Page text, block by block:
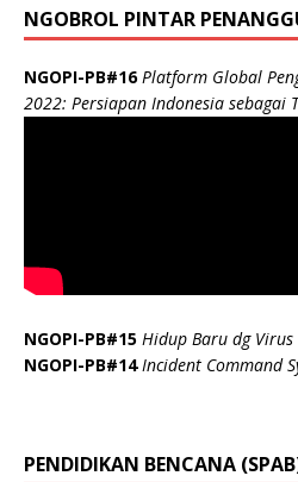
NGOBROL PINTAR
NGOPI-PB#16 Platform Global
2022: Persiapan Indonesia sebagai
NGOPI-PB#15 Hidup Baru dg Virus
NGOPI-PB#14 Incident Command
PENDIDIKAN BENCANA